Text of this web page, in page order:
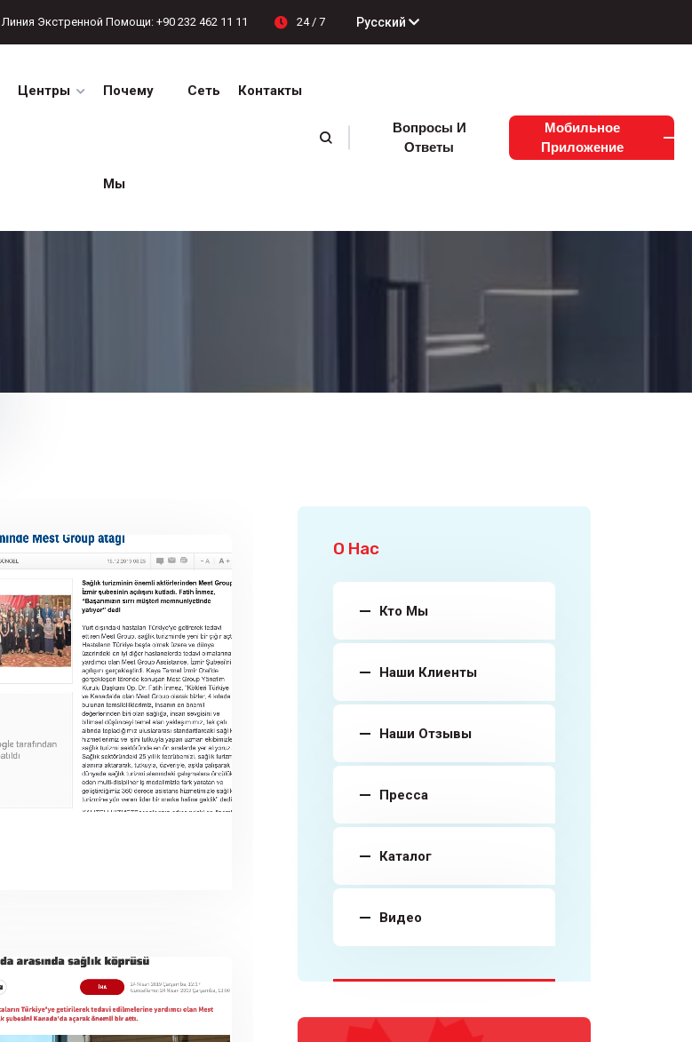
Линия Экстренной Помощи: +90 232 462 11 11 24 / 7 Русский
Центры Почему
Мы
Сеть Контакты
Вопросы И
Ответы
Мобильное
Приложение
О Нас
Кто Мы
Наши Клиенты
Наши Отзывы
Пресса
Каталог
Видео